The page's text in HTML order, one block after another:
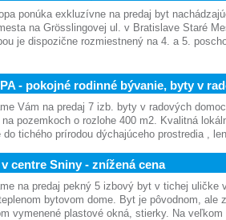
ponúka exkluzívne na predaj byt
na Grösslingovej ul. v Bratislave Staré
je dispozične rozmiestnený na 4. a 5.
- pokojné rodinné bývanie, byty v
Vám na predaj 7 izb. byty v radových
na pozemkoch o rozlohe 400 m2. Kvalitná
do tichého prírodou dýchajúceho prostredia ,
centre Sniny - znížená cena
na predaj pekný 5 izbový byt v tichej uličke
bytovom dome. Byt je pôvodnom, ale
vymenené plastové okná, stierky. Na